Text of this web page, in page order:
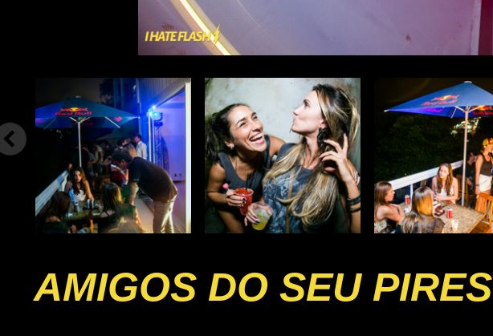
AMIGOS DO SEU PIRES